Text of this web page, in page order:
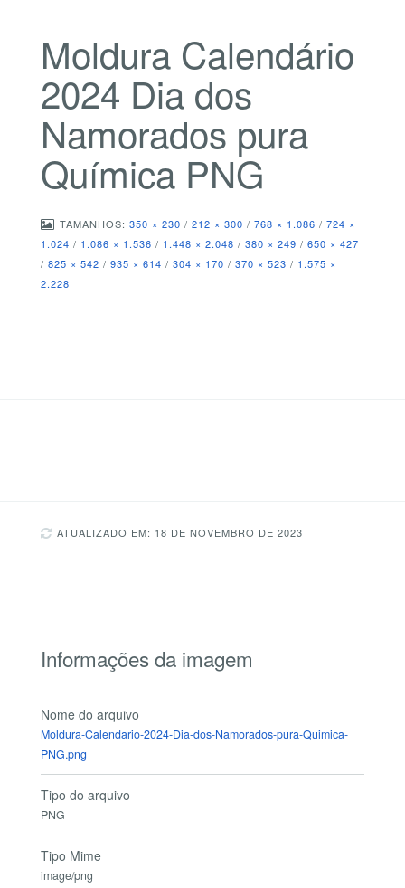
Moldura Calendário
2024 Dia dos
Namorados pura
Química PNG
TAMANHOS: 350 × 230 / 212 × 300 / 768 × 1.086 / 724 ×
1.024 / 1.086 × 1.536 / 1.448 × 2.048 / 380 × 249 / 650 × 427
/ 825 × 542 / 935 × 614 / 304 × 170 / 370 × 523 / 1.575 ×
2.228
ATUALIZADO EM: 18 DE NOVEMBRO DE 2023
Informações da imagem
Nome do arquivo
Moldura-Calendario-2024-Dia-dos-Namorados-pura-Quimica-
PNG.png
Tipo do arquivo
PNG
Tipo Mime
image/png